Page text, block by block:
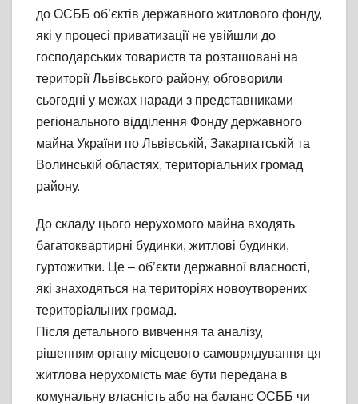
до ОСББ об’єктів державного житлового фонду,
які у процесі приватизації не увійшли до
господарських товариств та розташовані на
території Львівського району, обговорили
сьогодні у межах наради з представниками
регіонального відділення Фонду державного
майна України по Львівській, Закарпатській та
Волинській областях, територіальних громад
району.
До складу цього нерухомого майна входять
багатоквартирні будинки, житлові будинки,
гуртожитки. Це – об’єкти державної власності,
які знаходяться на територіях новоутворених
територіальних громад.
Після детального вивчення та аналізу,
рішенням органу місцевого самоврядування ця
житлова нерухомість має бути передана в
комунальну власність або на баланс ОСББ чи